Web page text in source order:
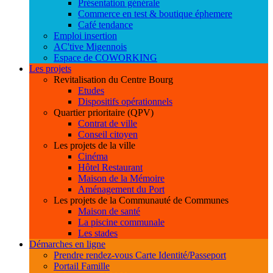
Présentation générale
Commerce en test & boutique éphemere
Café tendance
Emploi insertion
AC'tive Migennois
Espace de COWORKING
Les projets
Revitalisation du Centre Bourg
Etudes
Dispositifs opérationnels
Quartier prioritaire (QPV)
Contrat de ville
Conseil citoyen
Les projets de la ville
Cinéma
Hôtel Restaurant
Maison de la Mémoire
Aménagement du Port
Les projets de la Communauté de Communes
Maison de santé
La piscine communale
Les stades
Démarches en ligne
Prendre rendez-vous Carte Identité/Passeport
Portail Famille